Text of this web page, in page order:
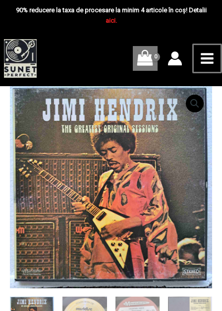
90% reducere la taxa de procesare la minim 4 articole în coș! Detalii
aici.
Cantitate
Jimi
Hendrix
The
Greatest
Original
Sessions
-
Disc
VINIL
4LP
EX
France
Greatest
France